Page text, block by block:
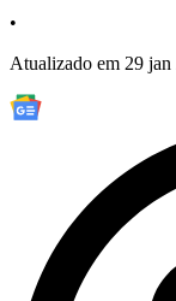
•
Atualizado em 29